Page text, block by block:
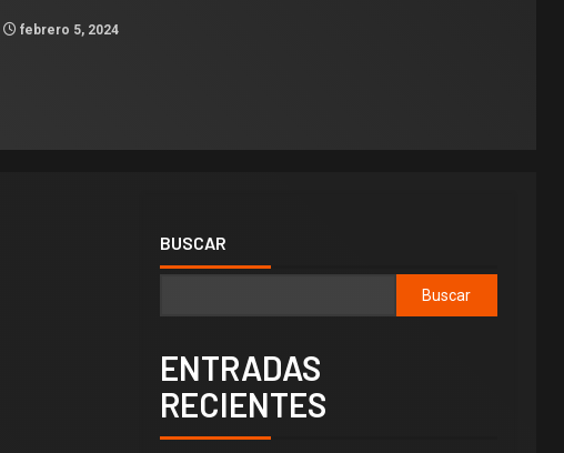
febrero 5, 2024
BUSCAR
Buscar
ENTRADAS
RECIENTES